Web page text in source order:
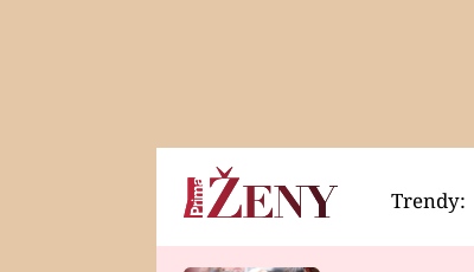
Horoskopy Video
Trendy: